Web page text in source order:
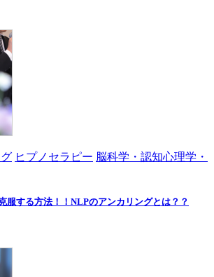
ヒプノセラピー 脳科学・認知心理学・
服する方法！！NLPのアンカリングとは？？